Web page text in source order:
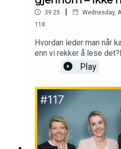
39:25 | Wednesday,
118
Hvordan leder man når
enn vi rekker å lese
vi Alexandra Bech Gjørv
Jensen (PwC) til en
preget av geopolitisk
Play